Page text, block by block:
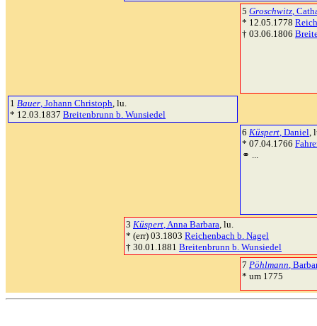
5 Groschwitz,
* 12.05.1778
† 03.06.1806
1 Bauer, Johann Christoph, lu.
* 12.03.1837 Breitenbrunn b. Wunsiedel
6 Küspert, Daniel,
* 07.04.1766
⚭ ...
3 Küspert, Anna Barbara, lu.
* (err) 03.1803 Reichenbach b. Nagel
† 30.01.1881 Breitenbrunn b. Wunsiedel
7 Pöhlmann,
* um 1775